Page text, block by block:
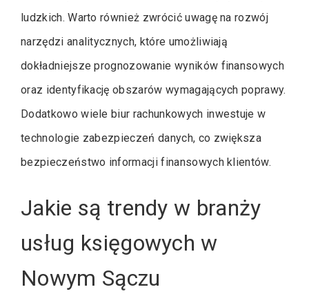
ludzkich. Warto również zwrócić uwagę na rozwój
narzędzi analitycznych, które umożliwiają
dokładniejsze prognozowanie wyników finansowych
oraz identyfikację obszarów wymagających poprawy.
Dodatkowo wiele biur rachunkowych inwestuje w
technologie zabezpieczeń danych, co zwiększa
bezpieczeństwo informacji finansowych klientów.
Jakie są trendy w branży
usług księgowych w
Nowym Sączu